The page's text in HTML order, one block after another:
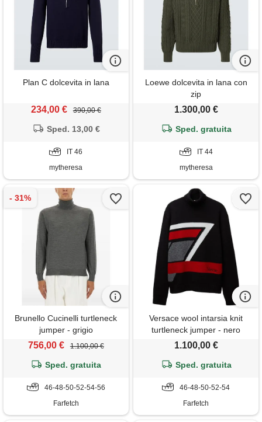
Plan C dolcevita in lana
234,00 € 390,00 €
Sped. 13,00 €
IT 46
mytheresa
Loewe dolcevita in lana con
zip
1.300,00 €
Sped. gratuita
IT 44
mytheresa
Brunello Cucinelli turtleneck
jumper - grigio
756,00 € 1.100,00 €
Sped. gratuita
46-48-50-52-54-56
Farfetch
Versace wool intarsia knit
turtleneck jumper - nero
1.100,00 €
Sped. gratuita
46-48-50-52-54
Farfetch